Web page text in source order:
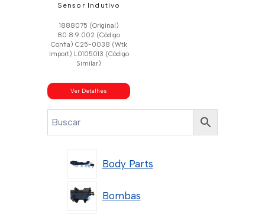
Sensor Indutivo
1888075 (Original)
80.8.9.002 (Código
Confia) C25-0038 (Wtk
Import) L0105013 (Código
Similar)
Ver Detalhes
Body Parts
Bombas